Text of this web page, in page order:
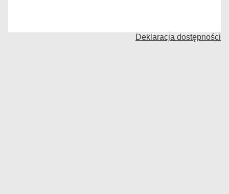
Deklaracja dostępności